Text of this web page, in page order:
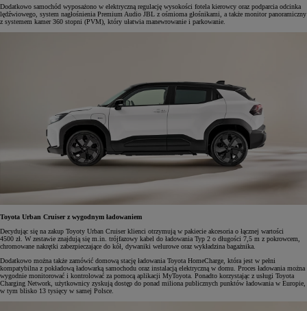
Dodatkowo samochód wyposażono w elektryczną regulację wysokości fotela kierowcy oraz podparcia odcinka
lędźwiowego, system nagłośnienia Premium Audio JBL z ośmioma głośnikami, a także monitor panoramiczny
z systemem kamer 360 stopni (PVM), który ułatwia manewrowanie i parkowanie.
Toyota Urban Cruiser z wygodnym ładowaniem
Decydując się na zakup Toyoty Urban Cruiser klienci otrzymują w pakiecie akcesoria o łącznej wartości
4500 zł. W zestawie znajdują się m.in. trójfazowy kabel do ładowania Typ 2 o długości 7,5 m z pokrowcem,
chromowane nakrętki zabezpieczające do kół, dywaniki welurowe oraz wykładzina bagażnika.
Dodatkowo można także zamówić domową stację ładowania Toyota HomeCharge, która jest w pełni
kompatybilna z pokładową ładowarką samochodu oraz instalacją elektryczną w domu. Proces ładowania można
wygodnie monitorować i kontrolować za pomocą aplikacji MyToyota. Ponadto korzystając z usługi Toyota
Charging Network, użytkownicy zyskują dostęp do ponad miliona publicznych punktów ładowania w Europie,
w tym blisko 13 tysięcy w samej Polsce.